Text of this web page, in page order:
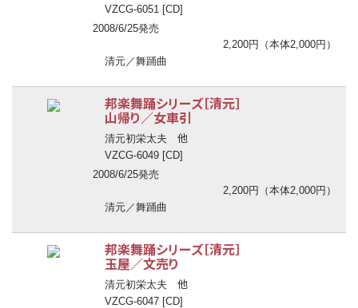
VZCG-6051 [CD]
2008/6/25発売
2,200円（本体2,000円）
清元／舞踊曲
邦楽舞踊シリーズ［清元］
山帰り／女車引
清元初栄太夫 他
VZCG-6049 [CD]
2008/6/25発売
2,200円（本体2,000円）
清元／舞踊曲
邦楽舞踊シリーズ［清元］
玉屋／文売り
清元初栄太夫 他
VZCG-6047 [CD]